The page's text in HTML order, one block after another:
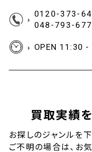
0120-373-
048-793-
OPEN 11:30
買取実績
お探しのジャンルを
ご不明の場合は、お